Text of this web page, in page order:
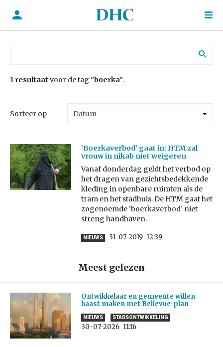
1 resultaat voor de tag "boerka".
Sorteer op
‘Boerkaverbod’ gaat in: HTM zal
vrouw in nikab niet weigeren
Vanaf donderdag geldt het verbod op
het dragen van gezichtsbedekkende
kleding in openbare ruimten als de
tram en het stadhuis. De HTM gaat het
zogenoemde ‘boerkaverbod’ niet
streng handhaven.
NIEUWS 31-07-2019 12:39
Meest gelezen
Ontwikkelaar en gemeente willen
haast maken met Bellevue-plan
NIEUWS STADSONTWIKKELING
30-07-2026 11:16